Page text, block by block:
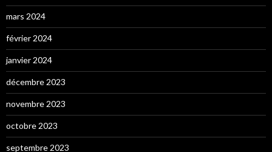
mars 2024
février 2024
janvier 2024
décembre 2023
novembre 2023
octobre 2023
septembre 2023